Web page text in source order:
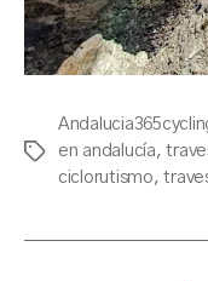
Tags en andalucía,
ciclorutismo,